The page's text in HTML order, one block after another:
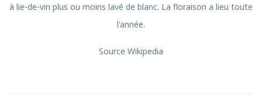
à lie-de-vin plus ou moins lavé de blanc. La floraison a lieu toute
l'année.
Source Wikipedia